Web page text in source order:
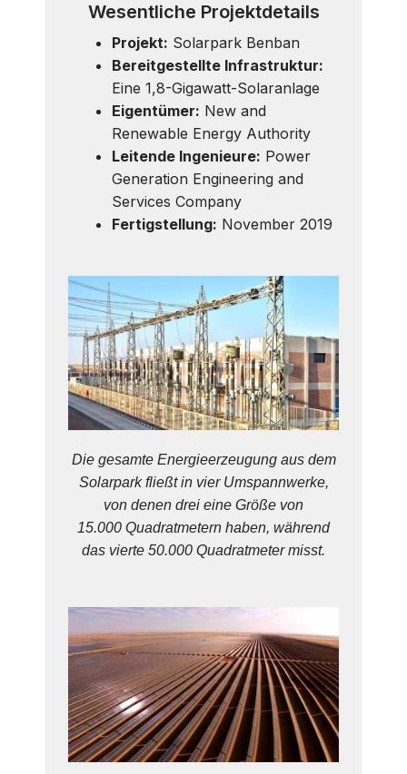
Wesentliche Projektdetails
Projekt: Solarpark Benban
Bereitgestellte Infrastruktur:
Eine 1,8-Gigawatt-Solaranlage
Eigentümer: New and
Renewable Energy Authority
Leitende Ingenieure: Power
Generation Engineering and
Services Company
Fertigstellung: November 2019
Die gesamte Energieerzeugung aus dem
Solarpark fließt in vier Umspannwerke,
von denen drei eine Größe von
15.000 Quadratmetern haben, während
das vierte 50.000 Quadratmeter misst.